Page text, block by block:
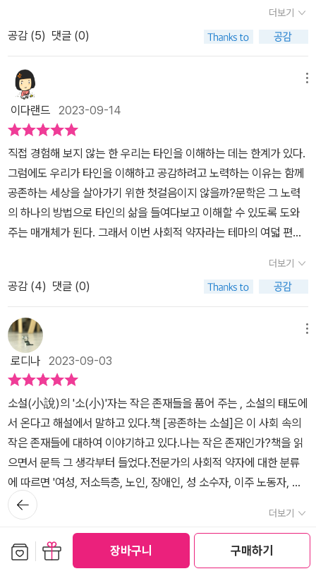
장바구니 구매하기
편적인 일상을 소재로 한 소설로 가장 밀접하게 다가왔고 아리게 만
들었다. 「밤은 내가 가질게」속 ‘나’는 어린이집에서 일한다. 부모가 학
의 집으로 사고만 치는 언니가 들어온다. 가출을 하고 사기를 당하는
언니가 유기견 봉사를 다니면서 급기야 개를 데리고 온다. 폭력에 노
출되었던 언니는 상처받은 개를 돌보며 상처를 치유받는다. 이상한
건 언니를 향한 마음이 조금씩 누그러진다는 것이다. 아무 의심 없이
대할 수 있는 존재가 내 앞에 있다는 거. 그래서 내가, 아직 상냥한 채
로 된다는 거, 그게 나한테는 정말 중요해. (「밤은 내가 가질게」, 46
쪽)아무 의심 없이 대할 수 있는 존재가 내 앞에 있어 상냥한 채로 된
다는 언니의 말이 마음에 박힌다. 우리가 사는 사회는 우선은 의심부
터 해야 하는 세상이 되었다는 게 슬프다. 그래서 집값이 떨어진다는
어오면 기를 쓰고 반대하는 조남주의 「백은학원연합회 회장 경화」가
더 와닿았다. 우리의 민낯이라서 말이다. 학원을 운영하는 경화가 학
원 옆 건물에 치매 시설이 들어온다는 사실에 분노했다. 그러나 정작
살림을 봐주는 엄마가 초기 치매 증상을 보이자 기자 앞에서 노인 요
양원을 환영한다는 인터뷰를 한다. 피는 더럽거나 위험한 것이 아니
고 사고나 불운이 옮겨 가는 것도 아니다. 저는 그냥 조금 다쳤을 뿐입
니다. 아픈 사람이라고요. 도움과 위로가 필요한 사람이라고요! 경화
는 억울하고 서러웠다. 그리고 그 마음이 염치없어 부끄러웠다.(「백은
학원연합회 회장 경화」, 218쪽)누가 경화를 비난할 수 있을까. 우리
는 알고 있다. 노인, 장애인, 성소수자, 외국인, 그 누구도 사고나 불운
을 옮기지 않는다는 사실을 말이다. 함께 살아가는 사회의 구성원으
로 공존하고 연대해야 한다는 걸. 나와 다른 누군가와 우리는 살아가
고 있다는 걸 잊지 말아야 한다. 그들에게 다른 누군가는 나란 사실을
말이다. 그러니 서로가 서로를 이해하고 돌보며 같이 살아야 한다.
김숨의 단편을 읽었다. 「고요한 밤, 거룩한 밤」은 고장 난 보일러를 바
꿀 돈이 없어 영하 15도를 웃도는, 등골까지 파고드는 한기에 몸서리
쳐지는 밤을 보내는 한 노인의 목소리를 듣게 된다. 짖지 못하는 개를
안락사의 위기에서 구해온 아내를 생각한다. 개라도 품으면 몸이 따
뜻해질까. 얼어 죽지 않으려고 개를 끌어안고 자는 에스키모들의 개
의 밤 이야기를 떠올린다. 온기를 찾는 노인이 안타깝다. 우리가 알지
못하는 사람들이 살아가는 저 골목길 어딘가에도 온기를 찾는 사람들
이 있을 것이다. 그런데도 우리는 모른 척하고 있지 않은가. 눈살을 찌
푸리며 고개를 돌리지는 않은지 돌아볼 일이다. 김미월의 「중국어수
업」은 전문 대학의 부설 한국어 학원에서 외국인들에게 한국어를 가
르치는 수가 주인공이다. 수는 한국어를 가르치기 위해 이곳에 왔지
만 학생들은 비자를 받으러 한국어 수업에 등록했다. 중국인이 한국
에 장기 체류를 위해 필요한 비자를 쉽게 받을 수 있는 곳이 학생 비자
이기 때문이다. 서울과 인천을 오가는 지하철 안에서 매일 만나는 사
이 돈을 버는 남학생의 상황을 보면서도 할 수 있는 일이 없다. 수 또
한 계약직으로 3개월마다 재계약해야 하기 때문이다. 사회적 약자
가 속해있는 공간은 누군가가 나서야 드러나는 것 같다. 다른 곳으로
시선을 돌리지 않으면 알 수 없다. 관심과 배려가 타인을 이해하는 데
영향을 미치지 않을까. 주변을 둘러보자. 사는 게 버거워도 마음 한 조
각 나누는 일이 필요하지 않을까. #공존하는소설 #창비교육 #안
보윤 #서유미 #서고운 #최은영 #김숨 #김지연 #조남주 #김미월 #
책 #책추천 #책리뷰 #북리뷰 #도서리뷰 #소설 #소설추천 #문학 #
한국소설 #한국문학 #단편소설 #테마소설 #청소년소설 #창비교육
테마소설
야기했을 때 진희는 자기야말로 그런 생각을 했다고 대답했다. '그렇
잖아. 너희 둘은 허물이 없다고 해야 하나. 편해 보여. 내가 낄 수 없을
때가 있어.'​진희의 커밍아웃​​p 123시간이 상처를 무디게 해 준다는 사
람들의 말은 많은 경우 옳았다. 하지만 어떤 일들은 시간이 지날수록,
그 진상을 알아 갈수록 더 깊은 상처를 주기도 했다. 이미 세상에서 사
라진 진희에 대해서, 진희가 겪었을 고통에 대해서 미주는 대학에 와
서야 피하지 않고 마주할 수 있었다. 겉으론 의연한 척하면서도 여렸
던 그 애가 받았을 고통이 얼마나 컸을지 미주는 짐작할 수조차 없었
다. 그 애가 얼마나 용기를 내어 커밍아웃을 했을지, 그때 자신과 나가
했던 행동이 얼마나 끔찍한 짓거리였는지도, 미주는 그 사건으로부터
일 년 반이 지나서야 솔직히 인정할 수 있었다.​p 125둘은 진희에 대
해서 이야기하지 않았고, 진희를 연상하게 하는 어떤 기억도 입에 올
때에만 둘은 얼굴을 마주할 수 있었다.​그러나 진희에 대해 말하지 않
고 공유할 수 있는 추억은 없었다. '우리'라는 말에는 늘 진희가 포함
되어 있었으므로 결국 미주와 주나가 함께했던 시간은 없던 일이 됐
다.​p 131그런 밤이 있었다. 사람에게 기대고 싶은 밤. 나를 오해하고
조롱하고 비난하고 이용할지도 모를, 그리하여 나를 낙담하게 하고
상처 입힐 수 있는 사람이라는 피조물에게 나의 마음을 열어 보여주
고 싶은 밤이 있었다. 사람에게 이야기해서만 구할 수 있는 마음이 존
재하는지도 모른다고 나의 신에게 조용히 털어놓았던 밤이 있었다.​❤️
신에게 위로 받기보다 다만 한 사람에게 위로 받고 싶은 날이 있다. 죽
을 때까지 간직할 것만 같은 비밀을 털어놓을 수 있는 사람이기를. 그
런 사람의 부재에 대한 외로움을 느끼는 반면, 원래 없었던 것을 찾고
있었다는 깨달음에서 오히려 해방감을 느낀다. (출판사로부터 도서
를 무상으로 지원 받아 감사히 읽고 쓴 리뷰입니다.)​
엄마의 지속적인 학대로 보호자가 할아버지로 바뀌었지만, 그럼에도
끊임없는 폭력에 시달립니다. 주승이에게 가족이란 어떤 존재였을까
에트로> 속 '나', 취업 준비를 위해 서울 생활을 시작했지만, 더 많은
기회가 있다고 생각했던 서울에서 '나'는 아직도 아르바이트로 생계를
유지하고 있습니다. 20대의 대부분을 보낸 서울, '나'에게 서울은 언
제 취업의 기회를 줄까요? 창고형 대형 마트에서 인력회사 파견 직
원으로 일했던 해주, <빙하는 우유 맛> 속 해주는 이 달의 친절사원
이 되어 상금을 타고 빙하를 보러 갈 생각에 누구보다 열심히 일합니
다. 하지만 파견 직원은 상금을 받을 수 없다는 것을 알게 됩니다. 인
력회사 파견 직원이라는 이유로 동등한 기회조차 주어지지 않는 현
실, 해주의 직장은 어디일까요? 레즈비언이라 고백한 친구 진희, 가
는 시간이 한참이나 흐른 후에야 자신이 진희를 어떻게 바라보았는지
를 알게 됩니다. 진희가 스스로 삶을 포기하기 전으로 돌아간다면, 고
백하던 그 순간으로 돌아간다면 '너의 편이라고, 외롭고 아프게 하지
않을 거'라는 말을 할 수 있을까요? 깨어나지 않기를 소원하면서도
아침에 눈을 뜨지 못할까 봐 두려운 '그', 법적 부양 의무자인 자식이
있다는 이유로 기초 생활 보호 대상자조차 되지 않는 '그', 쪽방촌에서
폐지를 주워 근근이 먹고 사는 '그', <고요한 밤, 거룩한 밤> 속 얼어
죽어 가는 '그'의 곁에 남은 건 아내가 죽기 전에 데려온 개 한 마리뿐
이었습니다. 법적 부양 의무자가 있다는 이유만으로 복지의 사각 지
대에 놓인 수많은 '그'들은 어떻게 살아가야 하는 걸까요? 외모 때문
에 종종 남자로 오해받는 <공원에서> 속 수진, 수진은 여자라는 것이
발각(?) 되면서 무차별적 폭력의 대상이 됩니다. 하지만 엄마도 경찰
도 수진이 왜 그 시간에 그 곳에 갔었는지를 꼬치꼬치 캐묻습니다. 마
치 수진이 폭력의 빌미를 제공한 것처럼 말이죠. 수진은 그저 무차별
적 폭력의 피해자일 뿐임에도...,사회가 정해놓은 여자다움, 남자다움
의 기준은 무엇일까요? '백은학원연합회' 회장직을 맡고 있는 경화,
왜일까?​​타인을 온전히 이해한다는 것은 불가능하다. 하지만 그 사실
을 알고도 이해하려고 노력할 때 온전히 이해할 수 없어도 배려할 수
는 있다. <공존하는 소설>에 실린 여러 이야기들로 타인에 대한 공감
과 배려의 마음을 다시 한번 생각하며 열악한 환경에 놓인 이들에게
따뜻한 마음으로 인식할 수 있도록 조금이나마 도움이 되기를 희망하
며 만들어졌다.​​​​소설집 '내게 무해한 사람'에 실려 있는 최은영 작가의
<고백>에서는 주인공 미주가 수사가 된 옛 애인 종은에게 평생 간직
하고 있었던 아픔을 이야기하면서 시작된다. 누구보다 친했던 미주,
진희 주나 세 사람은 진희의 조심스러운 고백 후 틀어지게 된다.​'넌 누
구에게도 상처를 주지 않으려 하지.그리고 그럴 수도 없을 거야. 넌 내
게 무해한 사람이구나.'​완벽한 신뢰를 느끼며 말했던 '무해한 사람'이
란 미주의 오만에서 오는 착각이었다. 그 사람을 완벽히 알고 있다는
착각에서 오는 안도감. 성소수자였던 진희의 고백 후, 무너진 그들의
관계에서 느꼈던 안타까움을 어떻게 표현해야 할까. 자신의 비밀을
미주의 감정이 가슴을 울렸다.​​​김숨 작가의 소설집 '국수'에 실려있는
<고요한 밤, 거룩한 밤>에서는 한파가 들이닥친 밤에 한 노인은 죽은
아내가 데리고 온 개 한 마리와 차디찬 방안에 누워있다. 가스비가 두
달이나 밀려있고 보일러도 고장이 난 상태다. 방 안에서 온기를 내뿜
는 것이라고는 아내가 데리고 온 그 개뿐이지만 절대로 가까이하지
않을리라고 다짐한다. 추위에 생명이 다해 가는 노인을 구하려 온기
를 나누어주려는 개의 노력에도 결국 목숨을 잃고 만다. 전형적인 가
부장적인 성격을 가진 이 노인이 아내가 데리고 온 개의 온기라도 받
아들였다면 살 수 있었을까? 결국 그의 마지막을 지켜본 것은 인간이
아닌 하찮게만 생각했던 그 개였다.​​'햇빛은 그의 방 창으로도 들이쳤
다. 어둠과 냉기가 밤새 매몰차게 지배하던 방 안이 서서히 밝아 왔다.
개의 누렇고 가느다란 털이 그의 얼굴 위에서 떠다녔다. 천장을 향해
한껏 벌어진 그의 입은 좀처럼 다물릴 줄 몰랐다. 보온 밥솥에는 여전
더보기
공감 (5) 댓글 (0)
이다랜드 2023-09-14
직접 경험해 보지 않는 한 우리는 타인을 이해하는 데는 한계가 있다.
그럼에도 우리가 타인을 이해하고 공감하려고 노력하는 이유는 함께
공존하는 세상을 살아가기 위한 첫걸음이지 않을까?문학은 그 노력
의 하나의 방법으로 타인의 삶을 들여다보고 이해할 수 있도록 도와
주는 매개체가 된다. 그래서 이번 사회적 약자라는 테마의 여덟 편의
자를 비롯한 사회적 약자에는 '여성, 저소득층, 노인, 장애인, 성 소수
자, 이주 노동자, 탈북민, 외국인 등이 포함'될 수 있'다. 그리고 우리도
사회적 약자가 될 수 있음을 『공존하는 소설』을 통해 이야기한다. 그
리고 함께 나아가길 바란다.​📚___이 세상은 공평해. 네가 선을 가지
면 저쪽이 악을 가져. 네가 만만하고 짓밟기 좋은 선인이 되면 저쪽은
자기가 멋대로 굴어도 되는 줄 안다고. p.29​청소년 도서 『공존하는
소설』에는 다양한 사회적 약자를 만날 수 있는 8편의 단편이 담겨 있
다. ​두 아이의 부모이자 부모를 둔 자식이라서 그런가?! 유독 여덟 편
의 이야기 중 숨이 멎을 듯 아프게 다가왔던 두 이야기와 남일 같지 않
았던 한 이야기가 있었다.​교실 한가운데에서 대변을 보던 주승이가
바지뿐만 아니라 윗옷까지 벗으려고 할 때 이상함을 감지하고 확인한
유아 교사 '나'가 발견한 아동 학대의 흔적에선 숨이 멎는듯했다. 친엄
마의 학대에 이어 할아버지의 학대까지 받아야 했던 주승이가 온몸으
고.​말하기 힘들면 이마라도 포개라고 했던 해주의 말을 기억하고, 자
기 이마를 해주의 이마에 포개고 숨을 고르던 43개월 민지의 모습이
더보기
공감 (4) 댓글 (0)
로디나 2023-09-03
소설(小說)의 '소(小)'자는 작은 존재들을 품어 주는 , 소설의 태도에
서 온다고 해설에서 말하고 있다.책 [공존하는 소설]은 이 사회 속의
작은 존재들에 대하여 이야기하고 있다.나는 작은 존재인가?책을 읽
으면서 문득 그 생각부터 들었다.전문가의 사회적 약자에 대한 분류
에 따르면 '여성, 저소득층, 노인, 장애인, 성 소수자, 이주 노동자, 탈
북민, 외국인, 결혼 이주민, 청년'이 해당된다.난 이 중에서 '여성'에 해
당될 것이다.그러나 지금까지 살아오면서 '약자'라고 생각해본 적은
없었다. 여성으로서 당할 수 밖에 없는 불가피한 상황에 처하더라도
'똥 밟았다' 생각하고 지나갔다. 대체로 그러한 상황에 잘 놓이지도 않
더보기
댓글 (0)
뒤로가
기